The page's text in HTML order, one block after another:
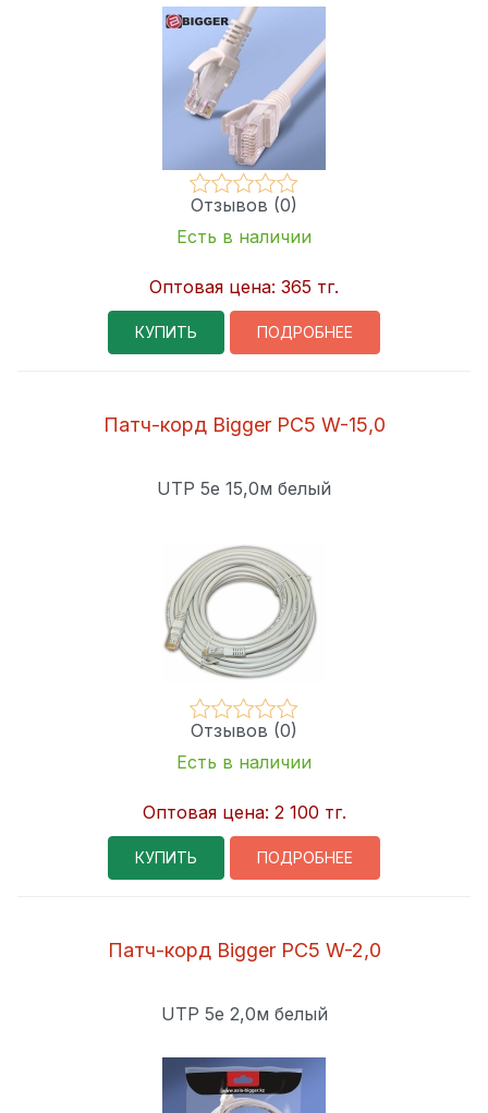
Отзывов (0)
Есть в наличии
Оптовая цена: 365 тг.
КУПИТЬ ПОДРОБНЕЕ
Патч-корд Bigger PC5 W-15,0
UTP 5e 15,0м белый
Отзывов (0)
Есть в наличии
Оптовая цена: 2 100 тг.
КУПИТЬ ПОДРОБНЕЕ
Патч-корд Bigger PC5 W-2,0
UTP 5e 2,0м белый